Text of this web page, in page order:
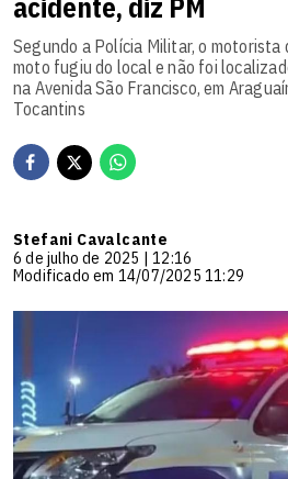
Segundo a Polícia Militar, o motorista
moto fugiu do local e não foi
na Avenida São Francisco, em
Tocantins
Stefani Cavalcante
6 de julho de 2025 | 12:16
Modificado em 14/07/2025 11:29